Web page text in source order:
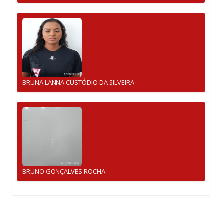
BRUNA LANNA CUSTÓDIO DA SILVEIRA
BRUNO GONÇALVES ROCHA